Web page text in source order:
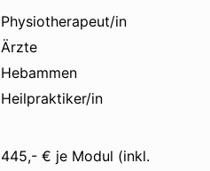
Physiotherapeut/in
Ärzte
Hebammen
Heilpraktiker/in
445,- € je Modul (inkl.